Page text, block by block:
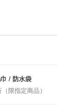
/ 防水袋
限指定商品）